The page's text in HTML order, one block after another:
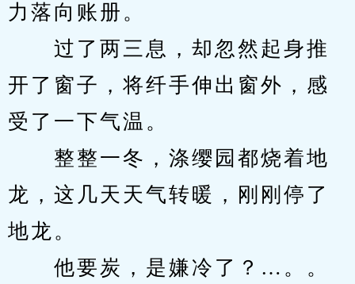
力落向账册。
过了两三息，却忽然起身推
开了窗子，将纤手伸出窗外，感
受了一下气温。
整整一冬，涤缨园都烧着地
龙，这几天天气转暖，刚刚停了
地龙。
他要炭，是嫌冷了？…。。